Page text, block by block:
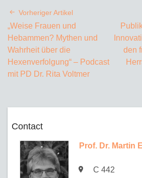
Vorheriger Artikel
„Weise Frauen und
Hebammen? Mythen und
Wahrheit über die
Hexenverfolgung“ – Podcast
mit PD Dr. Rita Voltmer
den
Contact
Prof. Dr. Martin
C 442